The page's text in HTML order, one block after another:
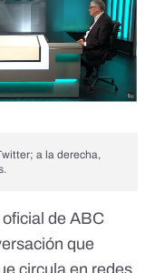
a la derecha,
de ABC
que
circula en redes